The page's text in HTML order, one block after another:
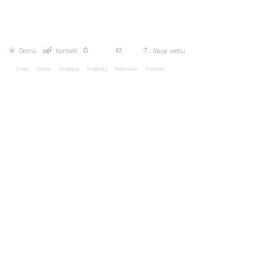
Mapa webu
Nahoru |
Kontakt |
Domů |
O nás Služby Prodejna Produkty Reference Kontakt